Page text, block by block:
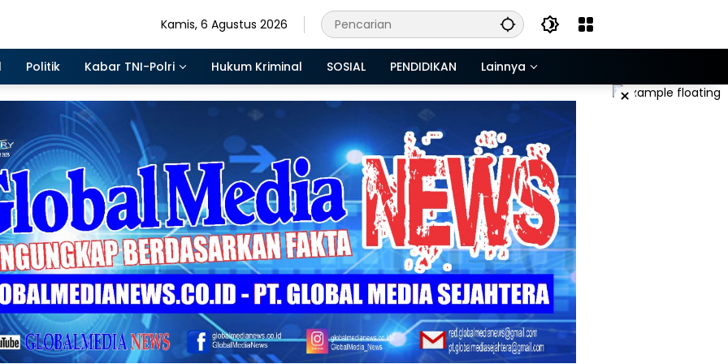
Kamis, 6 Agustus 2026
Politik Kabar TNI-Polri Hukum Kriminal SOSIAL PENDIDIKAN Lainnya
×